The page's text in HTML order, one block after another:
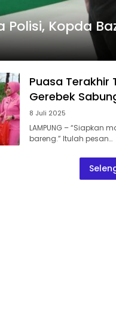
Polisi, Kopda
Puasa Terakhir
Gerebek
8 Juli 2025
LAMPUNG – “Siapkan
bareng.” Itulah pesan…